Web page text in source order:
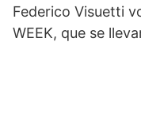
Federico Visuetti
WEEK, que se